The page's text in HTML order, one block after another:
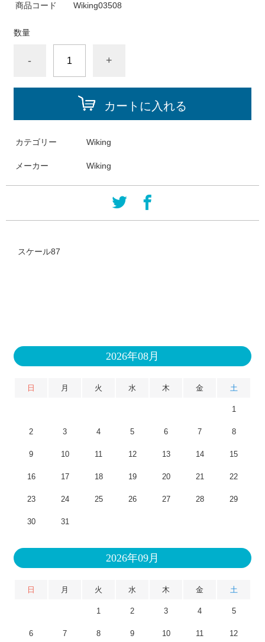
商品コード Wiking03508
数量
- +
カートに入れる
カテゴリー Wiking
メーカー Wiking
スケール87
2026年08月
日 月 火 水 木 金 土
1
2 3 4 5 6 7 8
9 10 11 12 13 14 15
16 17 18 19 20 21 22
23 24 25 26 27 28 29
30 31
2026年09月
日 月 火 水 木 金 土
1 2 3 4 5
6 7 8 9 10 11 12